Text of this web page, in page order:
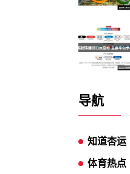
导航
知道杏运
体育热点